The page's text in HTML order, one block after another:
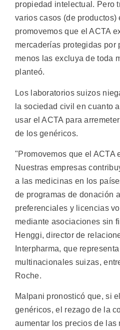
propiedad intelectual. Pero
varios casos (de productos)
promovemos que el ACTA
mercaderías protegidas por
menos las excluya de toda
planteó.
Los laboratorios suizos
la sociedad civil en cuanto
usar el ACTA para
de los genéricos.
"Promovemos que el ACTA
Nuestras empresas
a las medicinas en los
de programas de donación
preferenciales y licencias
mediante asociaciones sin
Henggi, director de
Interpharma, que
multinacionales suizas,
Roche.
Malpani pronosticó que, si
genéricos, el rezago de la
aumentar los precios de las